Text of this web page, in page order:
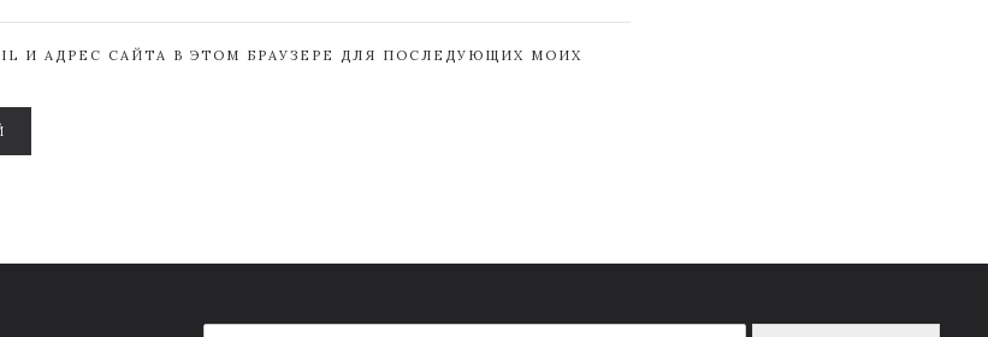
И АДРЕС САЙТА В ЭТОМ БРАУЗЕРЕ ДЛЯ ПОСЛЕДУЮЩИХ МОИХ